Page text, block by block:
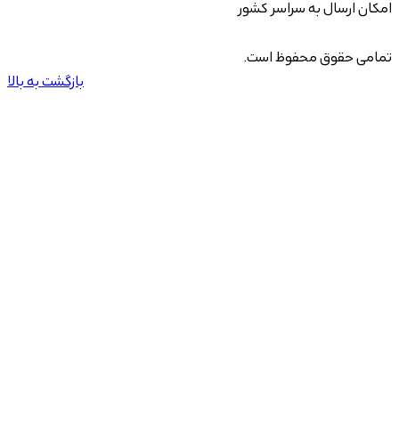
امکان ارسال به سراسر کشور
تمامی حقوق محفوظ است.
بازگشت به بالا